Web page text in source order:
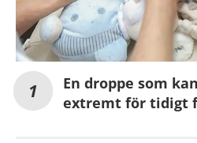
En droppe som
extremt för tidigt